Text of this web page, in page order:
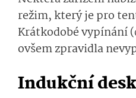
režim, který je pro
Krátkodobé vypínání
ovšem zpravidla
Indukční